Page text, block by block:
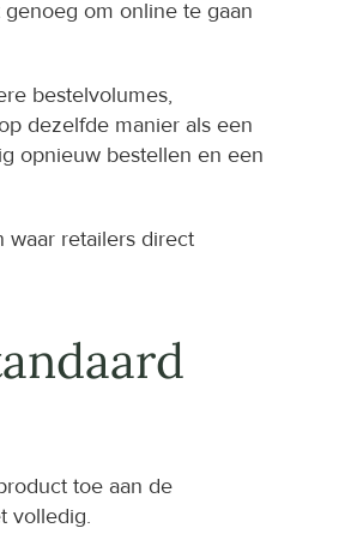
om online te gaan
bestelvolumes,
dezelfde manier als een
opnieuw bestellen en een
retailers direct
toe aan de
volledig.